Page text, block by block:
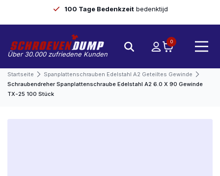
100 Tage Bedenkzeitbedenktijd
Über 30.000 zufriedene Kunden
0
Startseite
Spanplattenschrauben Edelstahl A2 Geteiltes Gewinde
Schraubendreher Spanplattenschraube Edelstahl A2 6.0 X 90 Gewinde
TX-25 100 Stück